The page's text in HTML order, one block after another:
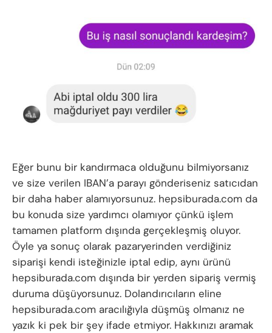
Eğer bunu bir kandırmaca olduğunu bilmiyorsanız
ve size verilen IBAN’a parayı gönderiseniz satıcıdan
bir daha haber alamıyorsunuz. hepsiburada.com da
bu konuda size yardımcı olamıyor çünkü işlem
tamamen platform dışında gerçekleşmiş oluyor.
Öyle ya sonuç olarak pazaryerinden verdiğiniz
siparişi kendi isteğinizle iptal edip, aynı ürünü
hepsiburada.com dışında bir yerden sipariş vermiş
duruma düşüyorsunuz. Dolandırıcıların eline
hepsiburada.com aracılığıyla düşmüş olmanız ne
yazık ki pek bir şey ifade etmiyor. Hakkınızı aramak